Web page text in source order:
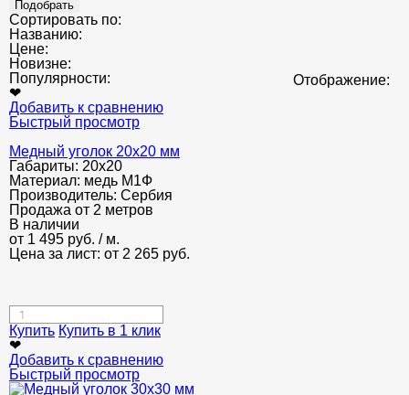
Сортировать по:
Названию:
Цене:
Новизне:
Популярности:
Отображение:
❤
Добавить к сравнению
Быстрый просмотр
Медный уголок 20х20 мм
Габариты: 20х20
Материал: медь М1Ф
Производитель: Сербия
Продажа от 2 метров
В наличии
от 1 495 руб. / м.
Цена за лист: от 2 265 руб.
Купить Купить в 1 клик
❤
Добавить к сравнению
Быстрый просмотр